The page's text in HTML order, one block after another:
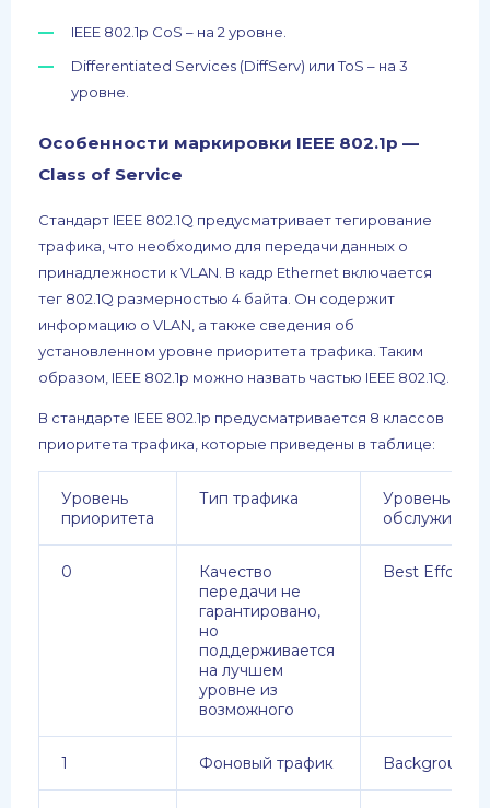
IEEE 802.1p CoS – на 2 уровне.
Differentiated Services (DiffServ) или ToS – на 3
уровне.
Особенности маркировки IEEE 802.1p —
Class of Service
Стандарт IEEE 802.1Q предусматривает тегирование
трафика, что необходимо для передачи данных о
принадлежности к VLAN. В кадр Ethernet включается
тег 802.1Q размерностью 4 байта. Он содержит
информацию о VLAN, а также сведения об
установленном уровне приоритета трафика. Таким
образом, IEEE 802.1p можно назвать частью IEEE 802.1Q.
В стандарте IEEE 802.1p предусматривается 8 классов
приоритета трафика, которые приведены в таблице:
Уровень
приоритета
Тип трафика
Уровень
0
Качество
передачи не
гарантировано,
но
поддерживается
на лучшем
уровне из
возможного
Best Effort
1 Фоновый трафик Background